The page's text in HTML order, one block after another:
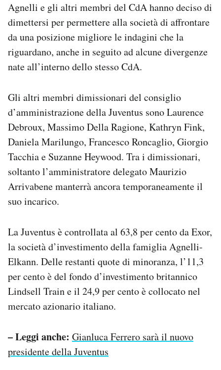
Agnelli e gli altri membri del CdA hanno deciso di
dimettersi per permettere alla società di affrontare
da una posizione migliore le indagini che la
riguardano, anche in seguito ad alcune divergenze
nate all’interno dello stesso CdA.
Gli altri membri dimissionari del consiglio
d’amministrazione della Juventus sono Laurence
Debroux, Massimo Della Ragione, Kathryn Fink,
Daniela Marilungo, Francesco Roncaglio, Giorgio
Tacchia e Suzanne Heywood. Tra i dimissionari,
soltanto l’amministratore delegato Maurizio
Arrivabene manterrà ancora temporaneamente il
suo incarico.
La Juventus è controllata al 63,8 per cento da Exor,
la società d’investimento della famiglia Agnelli-
Elkann. Delle restanti quote di minoranza, l’11,3
per cento è del fondo d’investimento britannico
Lindsell Train e il 24,9 per cento è collocato nel
mercato azionario italiano.
– Leggi anche: Gianluca Ferrero sarà il nuovo
presidente della Juventus